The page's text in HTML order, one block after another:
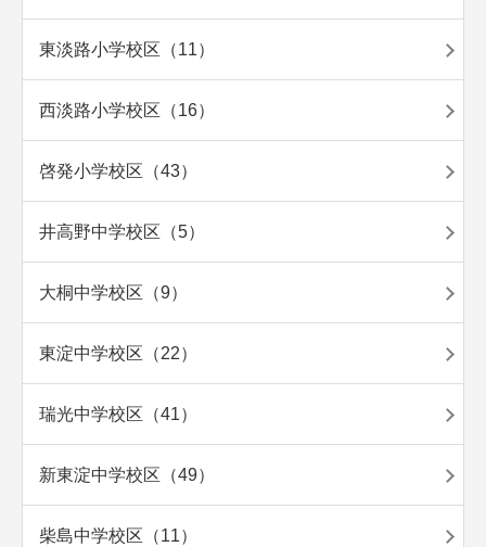
東淡路小学校区（11）
西淡路小学校区（16）
啓発小学校区（43）
井高野中学校区（5）
大桐中学校区（9）
東淀中学校区（22）
瑞光中学校区（41）
新東淀中学校区（49）
柴島中学校区（11）